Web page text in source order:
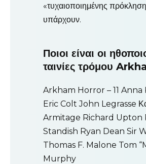
«τυχαιοποιημένης
υπάρχουν.
Ποιοι είναι οι
ταινίες τρόμου
Arkham Horror – 11
Eric Colt John Legrasse
Armitage Richard Upton
Standish Ryan Dean Sir
Thomas F. Malone Tom
Murphy